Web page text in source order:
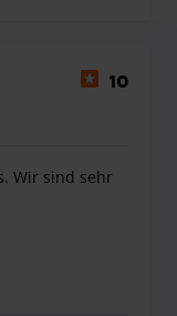
telefonisch dem
lautet wie
in diesem
10
Wir sind sehr